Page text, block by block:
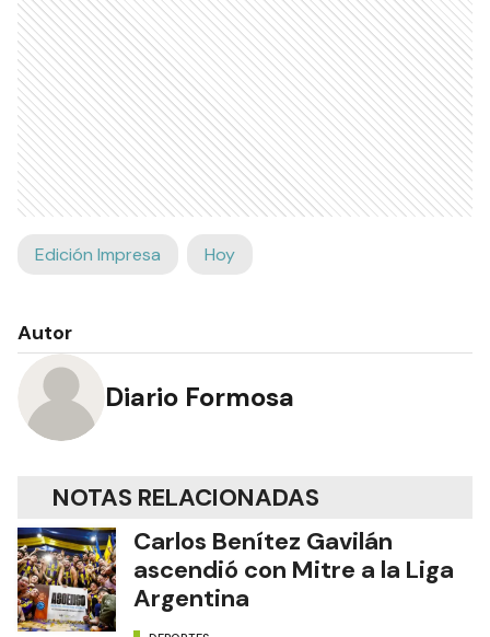
Edición Impresa Hoy
Autor
Diario Formosa
NOTAS RELACIONADAS
Carlos Benítez Gavilán
ascendió con Mitre a la Liga
Argentina